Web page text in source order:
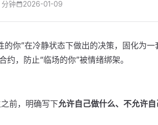
分钟 2026-01-09
的你”在冷静状态下做出的决策，固化为一
约，防止“临场的你”被情绪绑架。
前，明确写下允许自己做什么、不允许自